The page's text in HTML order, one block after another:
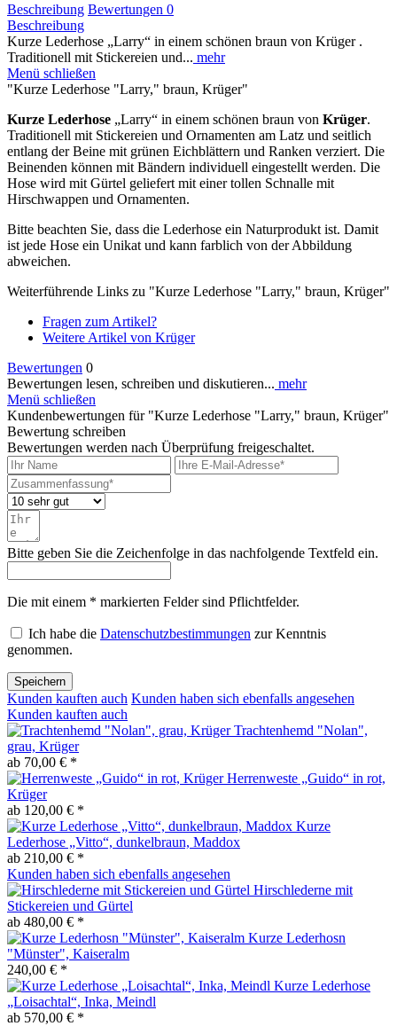
Beschreibung Bewertungen 0
Beschreibung
Kurze Lederhose „Larry“ in einem schönen braun von Krüger .
Traditionell mit Stickereien und... mehr
Menü schließen
"Kurze Lederhose "Larry," braun, Krüger"
Kurze Lederhose „Larry“ in einem schönen braun von Krüger.
Traditionell mit Stickereien und Ornamenten am Latz und seitlich
entlang der Beine mit grünen Eichblättern und Ranken verziert. Die
Beinenden können mit Bändern individuell eingestellt werden. Die
Hose wird mit Gürtel geliefert mit einer tollen Schnalle mit
Hirschwappen und Ornamenten.
Bitte beachten Sie, dass die Lederhose ein Naturprodukt ist. Damit
ist jede Hose ein Unikat und kann farblich von der Abbildung
abweichen.
Weiterführende Links zu "Kurze Lederhose "Larry," braun, Krüger"
Fragen zum Artikel?
Weitere Artikel von Krüger
Bewertungen 0
Bewertungen lesen, schreiben und diskutieren... mehr
Menü schließen
Kundenbewertungen für "Kurze Lederhose "Larry," braun, Krüger"
Bewertung schreiben
Bewertungen werden nach Überprüfung freigeschaltet.
Bitte geben Sie die Zeichenfolge in das nachfolgende Textfeld ein.
Die mit einem * markierten Felder sind Pflichtfelder.
Ich habe die Datenschutzbestimmungen zur Kenntnis
genommen.
Speichern
Kunden kauften auch Kunden haben sich ebenfalls angesehen
Kunden kauften auch
Trachtenhemd "Nolan",
grau, Krüger
ab 70,00 € *
Herrenweste „Guido“ in rot,
Krüger
ab 120,00 € *
Kurze
Lederhose „Vitto“, dunkelbraun, Maddox
ab 210,00 € *
Kunden haben sich ebenfalls angesehen
Hirschlederne mit
Stickereien und Gürtel
ab 480,00 € *
Kurze Lederhosn
"Münster", Kaiseralm
240,00 € *
Kurze Lederhose
„Loisachtal“, Inka, Meindl
ab 570,00 € *